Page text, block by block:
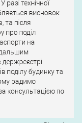
разі технічної
висновок
та після
про поділ
на
держреєстрі
поділу будинку та
радимо
консультацією по